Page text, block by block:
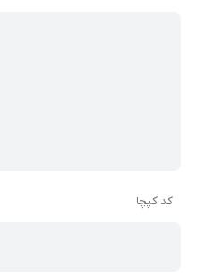
کد کپچا